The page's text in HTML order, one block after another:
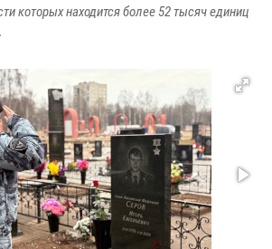
которых находится более 52 тысяч единиц